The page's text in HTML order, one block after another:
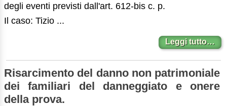
degli eventi previsti dall'art. 612-bis c. p.
Il caso: Tizio ...
Leggi tutto…
Risarcimento del danno non patrimoniale
dei familiari del danneggiato e onere
della prova.